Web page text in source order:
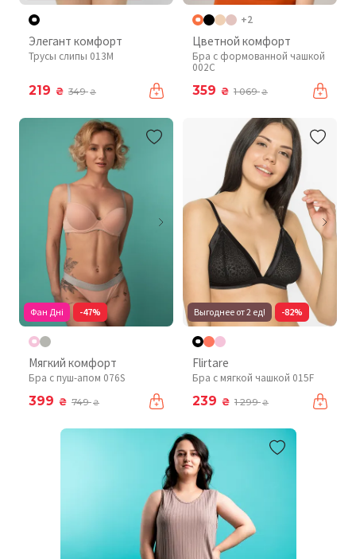
Элегант комфорт
Трусы слипы 013M
219 ₴ 349₴
+2
Цветной комфорт
Бра с формованной чашкой
002C
359 ₴ 1 069₴
Фан Дні -47%
Мягкий комфорт
Бра с пуш-апом 076S
399 ₴ 749₴
Выгоднее от 2 ед! -82%
Flirtare
Бра с мягкой чашкой 015F
239 ₴ 1 299₴